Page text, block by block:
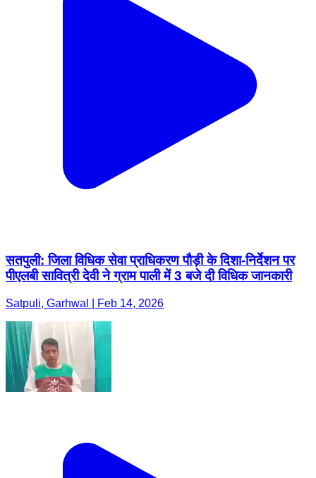
सतपुली: जिला विधिक सेवा प्राधिकरण पौड़ी के दिशा-निर्देशन पर
पीएलबी सावित्री देवी ने ग्राम पाली में 3 बजे दी विधिक जानकारी
Satpuli, Garhwal | Feb 14, 2026